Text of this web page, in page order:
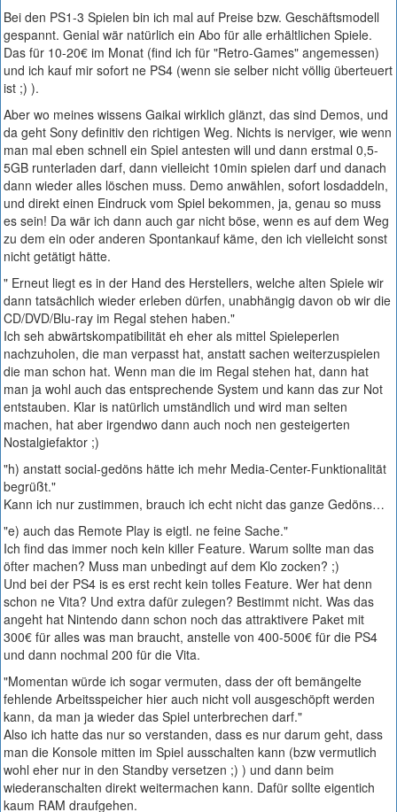
Bei den PS1-3 Spielen bin ich mal auf Preise bzw. Geschäftsmodell
gespannt. Genial wär natürlich ein Abo für alle erhältlichen Spiele.
Das für 10-20€ im Monat (find ich für "Retro-Games" angemessen)
und ich kauf mir sofort ne PS4 (wenn sie selber nicht völlig überteuert
ist ;) ).
Aber wo meines wissens Gaikai wirklich glänzt, das sind Demos, und
da geht Sony definitiv den richtigen Weg. Nichts is nerviger, wie wenn
man mal eben schnell ein Spiel antesten will und dann erstmal 0,5-
5GB runterladen darf, dann vielleicht 10min spielen darf und danach
dann wieder alles löschen muss. Demo anwählen, sofort losdaddeln,
und direkt einen Eindruck vom Spiel bekommen, ja, genau so muss
es sein! Da wär ich dann auch gar nicht böse, wenn es auf dem Weg
zu dem ein oder anderen Spontankauf käme, den ich vielleicht sonst
nicht getätigt hätte.
" Erneut liegt es in der Hand des Herstellers, welche alten Spiele wir
dann tatsächlich wieder erleben dürfen, unabhängig davon ob wir die
CD/DVD/Blu-ray im Regal stehen haben."
Ich seh abwärtskompatibilität eh eher als mittel Spieleperlen
nachzuholen, die man verpasst hat, anstatt sachen weiterzuspielen
die man schon hat. Wenn man die im Regal stehen hat, dann hat
man ja wohl auch das entsprechende System und kann das zur Not
entstauben. Klar is natürlich umständlich und wird man selten
machen, hat aber irgendwo dann auch noch nen gesteigerten
Nostalgiefaktor ;)
"h) anstatt social-gedöns hätte ich mehr Media-Center-Funktionalität
begrüßt."
Kann ich nur zustimmen, brauch ich echt nicht das ganze Gedöns…
"e) auch das Remote Play is eigtl. ne feine Sache."
Ich find das immer noch kein killer Feature. Warum sollte man das
öfter machen? Muss man unbedingt auf dem Klo zocken? ;)
Und bei der PS4 is es erst recht kein tolles Feature. Wer hat denn
schon ne Vita? Und extra dafür zulegen? Bestimmt nicht. Was das
angeht hat Nintendo dann schon noch das attraktivere Paket mit
300€ für alles was man braucht, anstelle von 400-500€ für die PS4
und dann nochmal 200 für die Vita.
"Momentan würde ich sogar vermuten, dass der oft bemängelte
fehlende Arbeitsspeicher hier auch nicht voll ausgeschöpft werden
kann, da man ja wieder das Spiel unterbrechen darf."
Also ich hatte das nur so verstanden, dass es nur darum geht, dass
man die Konsole mitten im Spiel ausschalten kann (bzw vermutlich
wohl eher nur in den Standby versetzen ;) ) und dann beim
wiederanschalten direkt weitermachen kann. Dafür sollte eigentich
kaum RAM draufgehen.